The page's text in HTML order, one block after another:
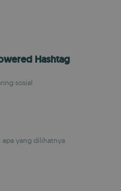
Hashtag
sosial
yang dilihatnya